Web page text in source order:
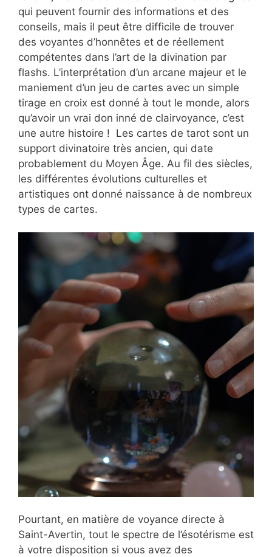
qui peuvent fournir des informations et des
conseils, mais il peut être difficile de trouver
des voyantes d’honnêtes et de réellement
compétentes dans l’art de la divination par
flashs. L’interprétation d’un arcane majeur et le
maniement d’un jeu de cartes avec un simple
tirage en croix est donné à tout le monde, alors
qu’avoir un vrai don inné de clairvoyance, c’est
une autre histoire ! Les cartes de tarot sont un
support divinatoire très ancien, qui date
probablement du Moyen Âge. Au fil des siècles,
les différentes évolutions culturelles et
artistiques ont donné naissance à de nombreux
types de cartes.
Pourtant, en matière de voyance directe à
Saint-Avertin, tout le spectre de l’ésotérisme est
à votre disposition si vous avez des